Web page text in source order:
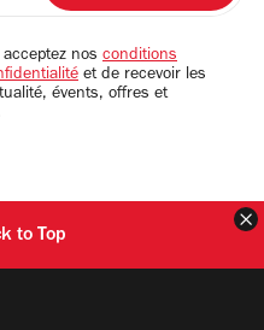
nos conditions
et de recevoir les
évents, offres et
to Top